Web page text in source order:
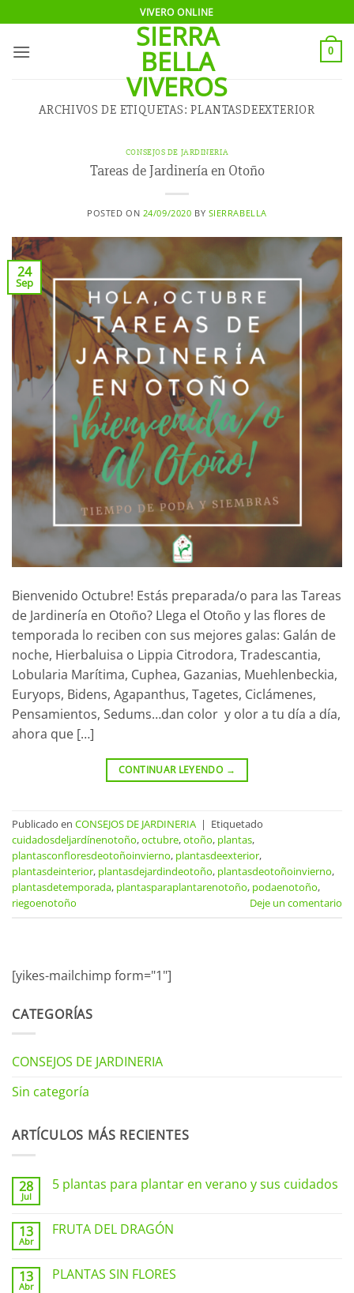
al
contenido
VIVERO ONLINE
SIERRA
BELLA
VIVEROS
0
ARCHIVOS DE ETIQUETAS:PLANTASDEEXTERIOR
CONSEJOS DE JARDINERIA
Tareas de Jardinería en Otoño
POSTED ON 24/09/2020 BY SIERRABELLA
24
Sep
Bienvenido Octubre! Estás preparada/o para las Tareas
de Jardinería en Otoño? Llega el Otoño y las flores de
temporada lo reciben con sus mejores galas: Galán de
noche, Hierbaluisa o Lippia Citrodora, Tradescantia,
Lobularia Marítima, Cuphea, Gazanias, Muehlenbeckia,
Euryops, Bidens, Agapanthus, Tagetes, Ciclámenes,
Pensamientos, Sedums…dan color y olor a tu día a día,
ahora que […]
CONTINUAR LEYENDO →
Publicado en CONSEJOS DE JARDINERIA | Etiquetado
cuidadosdeljardínenotoño,octubre,otoño, plantas,
plantasconfloresdeotoñoinvierno, plantasdeexterior,
plantasdeinterior, plantasdejardindeotoño, plantasdeotoñoinvierno,
plantasdetemporada, plantasparaplantarenotoño, podaenotoño,
riegoenotoño
Deje un comentario
[yikes-mailchimp form="1"]
CATEGORÍAS
CONSEJOS DE JARDINERIA
Sin categoría
ARTÍCULOS MÁS RECIENTES
28
Jul
5 plantas para plantar en verano y sus cuidados
en
plantar
en
13
Abr
FRUTA DEL DRAGÓN
en
13
Abr
PLANTAS SIN FLORES